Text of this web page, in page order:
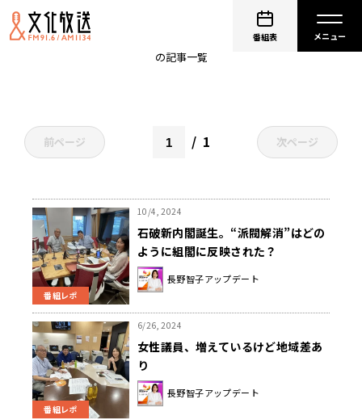
番組表
の記事一覧
前ページ 1 次ページ
番組レポ
10/4, 2024
石破新内閣誕生。“派閥解消”はどの
ように組閣に反映された？
長野智子アップデート
番組レポ
6/26, 2024
女性議員、増えているけど地域差あ
り
長野智子アップデート